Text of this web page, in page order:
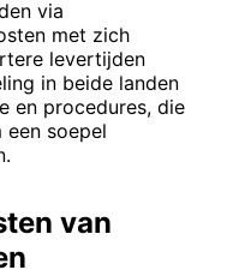
via
met zich
levertijden
in beide landen
en procedures, die
soepel
van